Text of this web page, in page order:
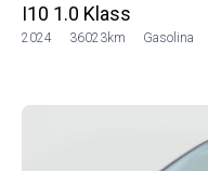
I10 1.0 Klass
2024 36023km Gasolina